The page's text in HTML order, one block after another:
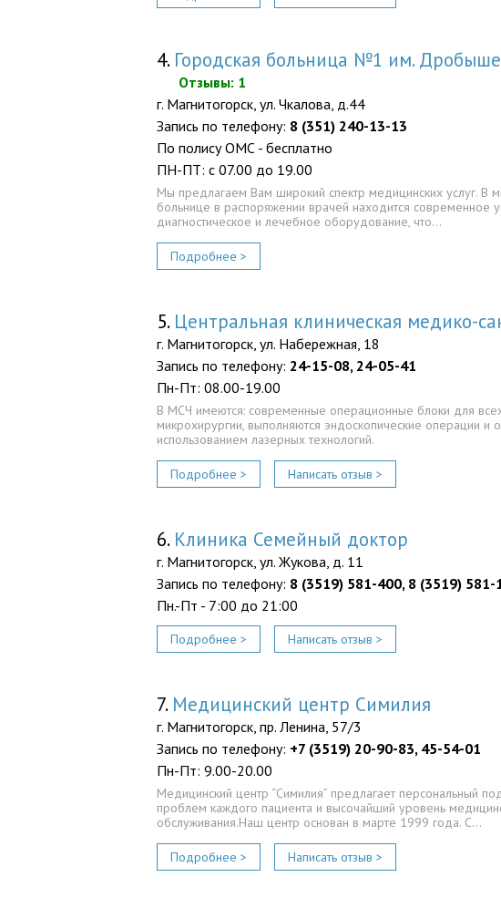
4. Городская больница №1 им.
Отзывы: 1
г. Магнитогорск, ул. Чкалова, д.44
Запись по телефону: 8 (351) 240-13-13
По полису ОМС - бесплатно
ПН-ПТ: с 07.00 до 19.00
Мы предлагаем Вам широкий спектр медицинских услуг. В
больнице в распоряжении врачей находится современное
диагностическое и лечебное оборудование, что…
Подробнее >
5. Центральная клиническая медико-
г. Магнитогорск, ул. Набережная, 18
Запись по телефону: 24-15-08, 24-05-41
Пн-Пт: 08.00-19.00
В МСЧ имеются: современные операционные блоки для
микрохирургии, выполняются эндоскопические операции и
использованием лазерных технологий.
Подробнее > Написать отзыв >
6. Клиника Семейный доктор
г. Магнитогорск, ул. Жукова, д. 11
Запись по телефону: 8 (3519) 581-400, 8 (3519) 581-
Пн.-Пт - 7:00 до 21:00
Подробнее > Написать отзыв >
7. Медицинский центр Симилия
г. Магнитогорск, пр. Ленина, 57/3
Запись по телефону: +7 (3519) 20-90-83, 45-54-01
Пн-Пт: 9.00-20.00
Медицинский центр “Симилия” предлагает персональный
проблем каждого пациента и высочайший уровень
обслуживания.Наш центр основан в марте 1999 года. C…
Подробнее > Написать отзыв >